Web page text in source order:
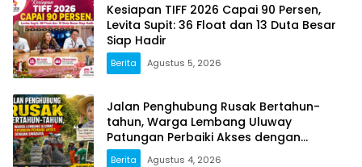
Kesiapan TIFF 2026 Capai 90 Persen,
Levita Supit: 36 Float dan 13 Duta Besar
Siap Hadir
Berita Agustus 5, 2026
Jalan Penghubung Rusak Bertahun-
tahun, Warga Lembang Uluway
Patungan Perbaiki Akses dengan
Swadaya
Berita Agustus 4, 2026